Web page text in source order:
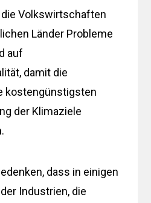
Volkswirtschaften
Länder Probleme
auf
damit die
kostengünstigsten
der Klimaziele
dass in einigen
Industrien, die